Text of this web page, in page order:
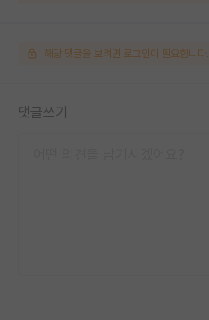
해당 댓글을 보려면 로그인이 필요합니다.
댓글쓰기